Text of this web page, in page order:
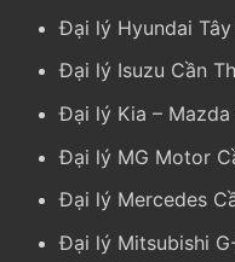
Đại lý Hyundai
Đại lý Isuzu Cần
Đại lý Kia –
Đại lý MG Motor
Đại lý Mercedes
Đại lý Mitsubishi